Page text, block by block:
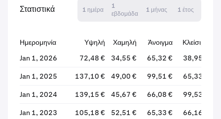
Στατιστικά 1 ημέρα
1
εβδομάδα
1 μήνας 1 έτος
Ημερομηνία Υψηλή Χαμηλή Άνοιγμα Κλείσιμο
Jan 1, 2026
72,48 € 34,55 € 65,32 € 38,95 €
Jan 1, 2025 137,10 € 49,00 € 99,51 € 65,33 €
Jan 1, 2024 139,15 € 45,67 € 66,08 € 99,53 €
Jan 1, 2023 105,18 € 52,51 € 65,33 € 66,16 €